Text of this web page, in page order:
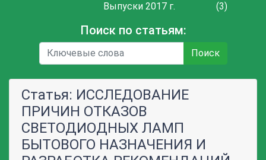
Выпуски 2017 г.
(3)
Поиск по статьям:
Поиск
Статья: ИССЛЕДОВАНИЕ
ПРИЧИН ОТКАЗОВ
СВЕТОДИОДНЫХ ЛАМП
БЫТОВОГО НАЗНАЧЕНИЯ И